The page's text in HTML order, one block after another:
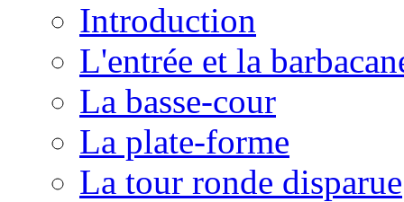
Introduction
L'entrée et la
La basse-cour
La plate-forme
La tour ronde disparue